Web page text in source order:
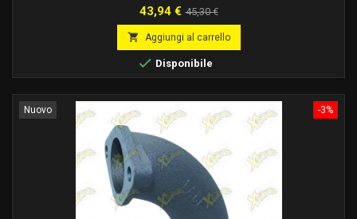
110 cc 4t 4s e carburatore PHBL 24 Dellorto.
Prezzo
43,94 € Prezzo
base
45,30 €
 Aggiungi al carrello
 Disponibile
-3%
Nuovo